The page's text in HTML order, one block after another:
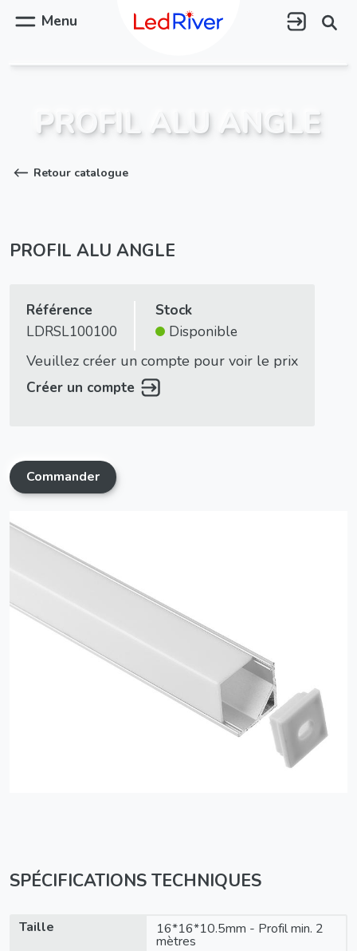
contenu
Menu
PROFIL ALU ANGLE
Retour catalogue
PROFIL ALU ANGLE
Référence
LDRSL100100
Stock
Disponible
Veuillez créer un compte pour voir le prix
Créer un compte
Commander
SPÉCIFICATIONS TECHNIQUES
Taille 16*16*10.5mm - Profil min. 2
mètres